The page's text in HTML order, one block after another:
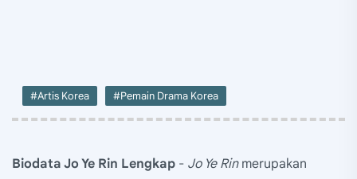
#Artis Korea #Pemain Drama Korea
Biodata Jo Ye Rin Lengkap - Jo Ye Rinmerupakan